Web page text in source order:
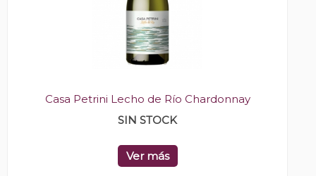
Casa Petrini Lecho de Río Chardonnay
SIN STOCK
Ver más